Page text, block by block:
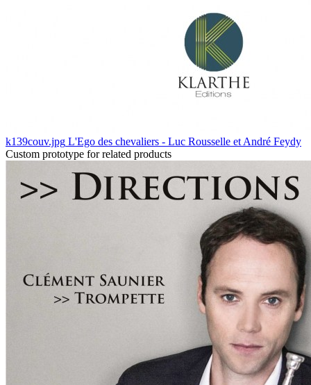
k139couv.jpg L'Ego des chevaliers - Luc Rousselle et André Feydy
Custom prototype for related products